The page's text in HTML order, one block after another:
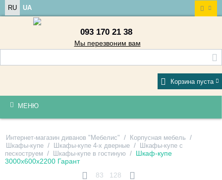
RU UA
093 170 21 38
Мы перезвоним вам
Корзина пуста
МЕНЮ
Интернет-магазин диванов "Мебелис" / Корпусная мебель /
Шкафы-купе / Шкафы-купе 4-х дверные / Шкафы-купе с
пескоструем / Шкафы-купе в гостиную / Шкаф-купе
3000х600х2200 Гарант
83
128